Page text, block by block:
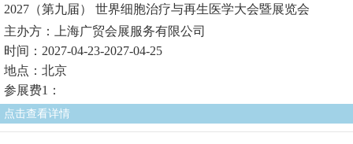
2027（第九届） 世界细胞治疗与再生医学大会暨展览会
主办方：上海广贸会展服务有限公司
时间：2027-04-23-2027-04-25
地点：北京
参展费1：
点击查看详情